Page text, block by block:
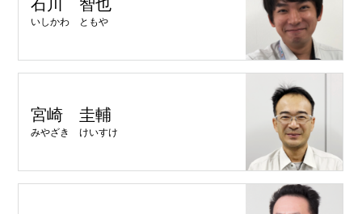
石川 智也
いしかわ ともや
宮崎 圭輔
みやざき けいすけ